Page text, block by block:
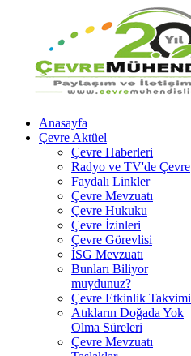
Anasayfa
Çevre Aktüel
Çevre Haberleri
Radyo ve TV'de Çevre
Faydalı Linkler
Çevre Mevzuatı
Çevre Hukuku
Çevre İzinleri
Çevre Görevlisi
İSG Mevzuatı
Bunları Biliyor
muydunuz?
Çevre Etkinlik Takvimi
Atıkların Doğada Yok
Olma Süreleri
Çevre Mevzuatı